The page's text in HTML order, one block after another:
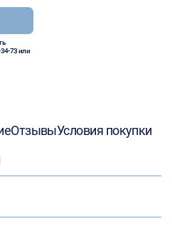
73или
ОтзывыУсловия покупки